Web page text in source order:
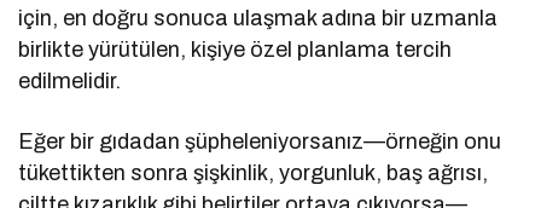
için, en doğru sonuca ulaşmak adına bir uzmanla
birlikte yürütülen, kişiye özel planlama tercih
edilmelidir.
Eğer bir gıdadan şüpheleniyorsanız—örneğin onu
tükettikten sonra şişkinlik, yorgunluk, baş ağrısı,